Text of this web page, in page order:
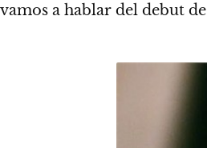
vamos a hablar del debut de